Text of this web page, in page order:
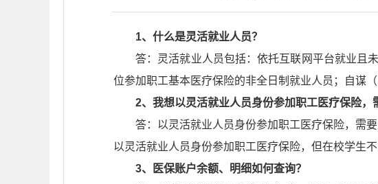
1、什么是灵活就业人员？
答：灵活就业人员包括：依托互联网平台就业且
位参加职工基本医疗保险的非全日制就业人员；自谋
2、我想以灵活就业人员身份参加职工医疗保险，
答：以灵活就业人员身份参加职工医疗保险，需
以灵活就业人员身份参加职工医疗保险，但在校学生不
3、医保账户余额、明细如何查询？